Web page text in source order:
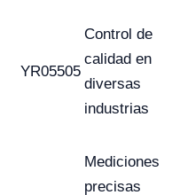
YR05505
Control de
calidad en
diversas
industrias
Mediciones
precisas